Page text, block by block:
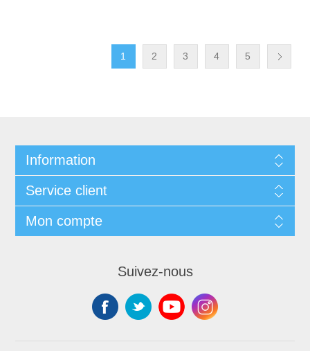
1 2 3 4 5
Information
Service client
Mon compte
Suivez-nous